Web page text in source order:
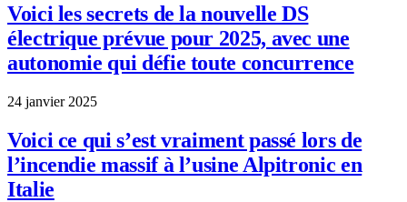
Voici les secrets de la nouvelle DS
électrique prévue pour 2025, avec une
autonomie qui défie toute concurrence
24 janvier 2025
Voici ce qui s’est vraiment passé lors de
l’incendie massif à l’usine Alpitronic en
Italie